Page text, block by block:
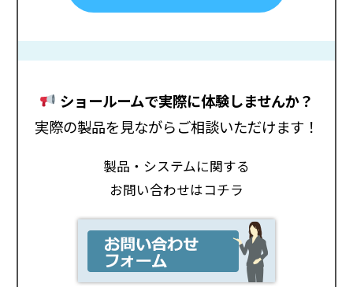
ショールームで実際に体験しませんか？
実際の製品を見ながらご相談いただけます！
製品・システムに関する
お問い合わせはコチラ